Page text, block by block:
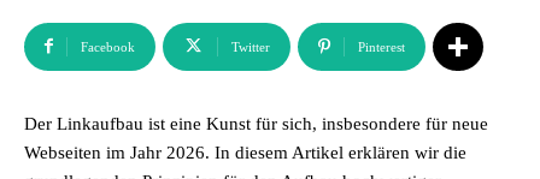
Facebook Twitter Pinterest
Der Linkaufbau ist eine Kunst für sich, insbesondere für neue
Webseiten im Jahr 2026. In diesem Artikel erklären wir die